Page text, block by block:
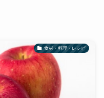
食材・料理・レシピ